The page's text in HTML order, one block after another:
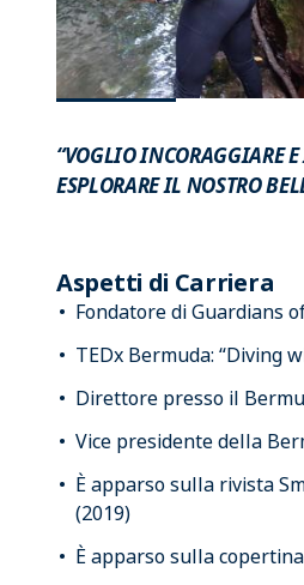
“VOGLIO INCORAGGIARE
ESPLORARE IL NOSTRO
Aspetti di Carriera
Fondatore di Guardians
TEDx Bermuda: “Diving
Direttore presso il
Vice presidente della
È apparso sulla rivista
(2019)
È apparso sulla